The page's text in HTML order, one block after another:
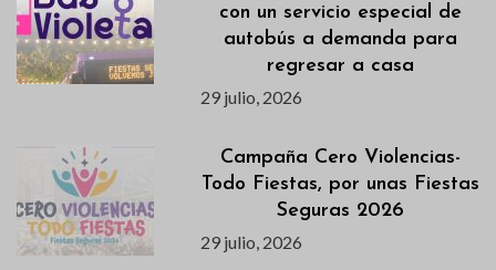
con un servicio especial de
autobús a demanda para
regresar a casa
29 julio, 2026
Campaña Cero Violencias-
Todo Fiestas, por unas Fiestas
Seguras 2026
29 julio, 2026